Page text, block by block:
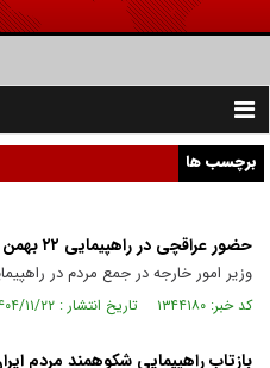
Toggle
navigation
برچسب ها
حضور عراقچی در راهپیمایی ۲۲ بهمن
وزیر امور خارجه در جمع مردم در راهپیمایی ۲۲ بهمن حضور
کد خبر: ۱۳۴۴۱۸۰ تاریخ انتشار : ۱۴۰۴/۱۱/۲۲
بازتاب راهپیمایی شکوهمند مردم